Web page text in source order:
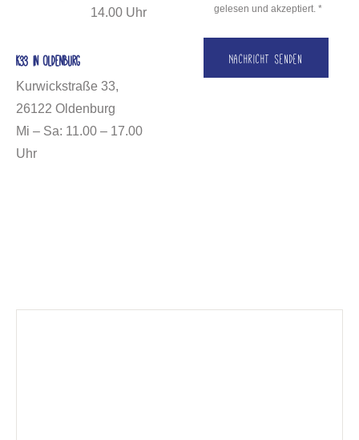
14.00 Uhr
K33 in Oldenburg
Kurwickstraße 33,
26122 Oldenburg
Mi – Sa: 11.00 – 17.00
Uhr
gelesen und akzeptiert. *
Nachricht senden